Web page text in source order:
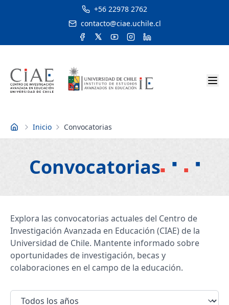
+56 22978 2762
contacto@ciae.uchile.cl
Inicio Inicio Convocatorias
Convocatorias
Explora las convocatorias actuales del Centro de
Investigación Avanzada en Educación (CIAE) de la
Universidad de Chile. Mantente informado sobre
oportunidades de investigación, becas y
colaboraciones en el campo de la educación.